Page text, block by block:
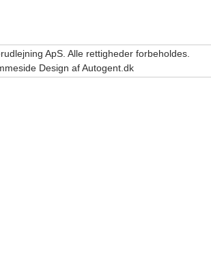
ApS. Alle rettigheder forbeholdes.
Design af Autogent.dk